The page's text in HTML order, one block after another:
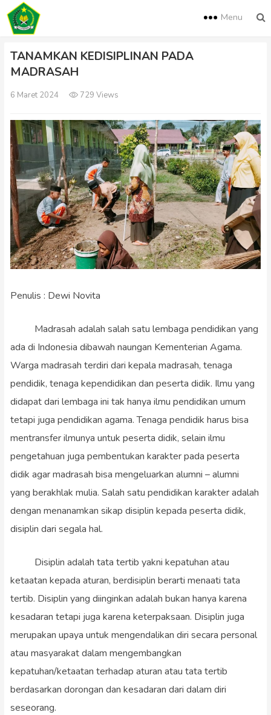
Menu
TANAMKAN KEDISIPLINAN PADA
MADRASAH
6 Maret 2024 729 Views
Penulis : Dewi Novita
Madrasah adalah salah satu lembaga pendidikan yang
ada di Indonesia dibawah naungan Kementerian Agama.
Warga madrasah terdiri dari kepala madrasah, tenaga
pendidik, tenaga kependidikan dan peserta didik. Ilmu yang
didapat dari lembaga ini tak hanya ilmu pendidikan umum
tetapi juga pendidikan agama. Tenaga pendidik harus bisa
mentransfer ilmunya untuk peserta didik, selain ilmu
pengetahuan juga pembentukan karakter pada peserta
didik agar madrasah bisa mengeluarkan alumni – alumni
yang berakhlak mulia. Salah satu pendidikan karakter adalah
dengan menanamkan sikap disiplin kepada peserta didik,
disiplin dari segala hal.
Disiplin adalah tata tertib yakni kepatuhan atau
ketaatan kepada aturan, berdisiplin berarti menaati tata
tertib. Disiplin yang diinginkan adalah bukan hanya karena
kesadaran tetapi juga karena keterpaksaan. Disiplin juga
merupakan upaya untuk mengendalikan diri secara personal
atau masyarakat dalam mengembangkan
kepatuhan/ketaatan terhadap aturan atau tata tertib
berdasarkan dorongan dan kesadaran dari dalam diri
seseorang.